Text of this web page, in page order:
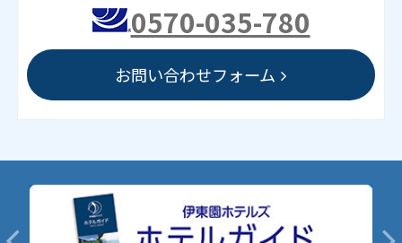
0570-035-780
お問い合わせフォーム